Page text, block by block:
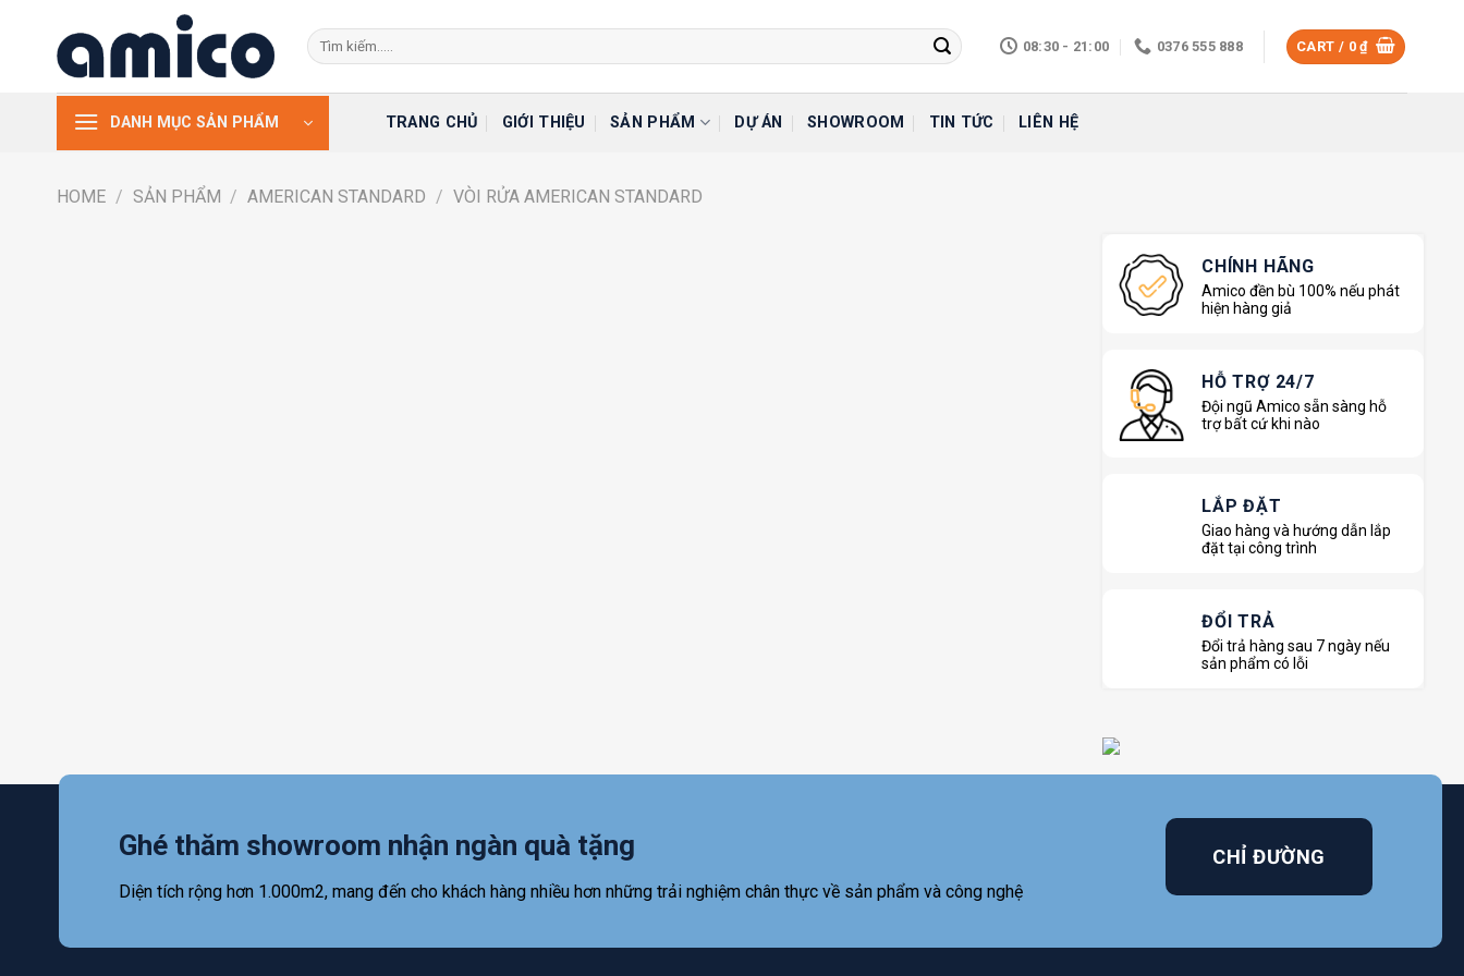
Search
for:
08:30 - 21:00 0376 555 888 CART / 0₫
DANH MỤC SẢN PHẨM TRANG CHỦ GIỚI THIỆU SẢN PHẨM DỰ ÁN SHOWROOM TIN TỨC LIÊN HỆ
HOME / SẢN PHẨM / AMERICAN STANDARD / VÒI RỬA AMERICAN STANDARD
CHÍNH HÃNG
Amico đền bù 100% nếu phát
hiện hàng giả
HỖ TRỢ 24/7
Đội ngũ Amico sẵn sàng hỗ
trợ bất cứ khi nào
LẮP ĐẶT
Giao hàng và hướng dẫn lắp
đặt tại công trình
ĐỔI TRẢ
Đổi trả hàng sau 7 ngày nếu
sản phẩm có lỗi
Ghé thăm showroom nhận ngàn quà tặng
Diện tích rộng hơn 1.000m2, mang đến cho khách hàng nhiều hơn những trải nghiệm chân thực về sản phẩm và công nghệ
CHỈ ĐƯỜNG